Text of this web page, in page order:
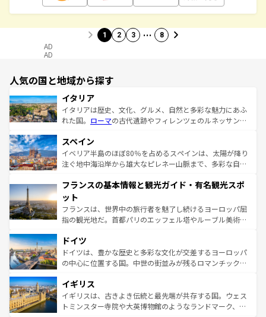
1 2 3 … 8
AD
AD
人気の国と地域から探す
イタリア
イタリアは歴史、文化、グルメ、自然と多彩な魅力にあふ
れた国。 ローマの古代遺跡やフィレンツェのルネッサンス
ろん、トスカーナの美しい田園風景やアマルフィ海岸の絶
景など、自然景観も見逃せない。観光の合間には、本場の
ピザやパスタなど、絶品のイタリア料理を堪能することも
ませてくれるイタリアで、忘れられない旅をしてみよう！
なお、新着のイタリア情報は
しい。
スペイン
イベリア半島のほぼ80％を占めるスペインは、太陽が降り
注ぐ地中海沿岸から雄大なピレネー山脈まで、多彩な自然
文化が根付くこの国では、情熱的なフラメンコ、熱気あふ
れる闘牛、そして美味しいタパスが生活の一部となってい
る。首都マドリードの洗練された雰囲気や、バルセロナの
アートに溢れた街角から、地方では古代ローマ遺跡や中世
せる。地方によって風土や気候が異なるスペインはその個
性で訪れる人を魅了する。 なお、新着のスペイン情報は コ
ンテンツ一覧を参照してほしい。
フランスの基本情報と観光ガイド・有名観光スポ
ット
フランスは、世界中の旅行者を魅了し続けるヨーロッパ屈
指の観光地だ。首都パリのエッフェル塔やルーブル美術館
で、幅広い魅力が詰まっている。華麗な宮殿、歴史的な大
聖堂、美しいビーチ、そして豊かな自然が、訪れる者を心
から魅了する。また、フランスは美食の国としても知ら
いる。シャンパンの発祥地であるランス、プロヴァンスの
香り高いラベンダー畑など、多彩な楽しみ方が可能だ。さ
らに、パリ以外の地域にも魅力が溢れており、どの街角に
ドイツ
ドイツは、豊かな歴史と多彩な文化が交差するヨーロッパ
の中心に位置する国。中世の街並みが残るロマンチック街
顔を持つこの国は、どこを歩いても飽きることがない。ベ
ルリンの文化的活気、バイエルン州のアルプスの絶景、そ
してライン川沿いのワイン畑といった風景は必見。ビール
イギリス
イギリスは、古きよき伝統と最先端が共存する国。ウェス
トミンスター寺院や大英博物館のようなランドマーク、歴